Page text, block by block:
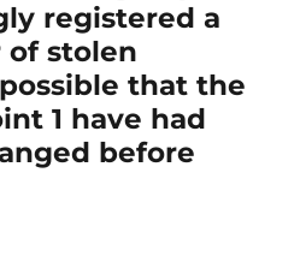
registered a
of stolen
that the
1 have had
before